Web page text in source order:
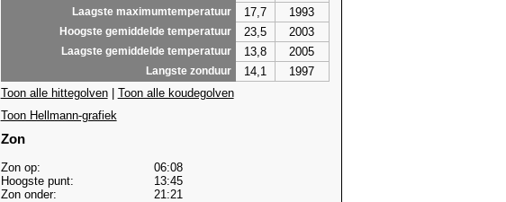
Laagste maximumtemperatuur 17,7 1993
Hoogste gemiddelde temperatuur 23,5 2003
Laagste gemiddelde temperatuur 13,8 2005
Langste zonduur 14,1
1997
Toon alle hittegolven| Toon alle koudegolven
Toon Hellmann-grafiek
Zon
Zon op:
06:08
Hoogste punt:
13:45
Zon onder:
21:21